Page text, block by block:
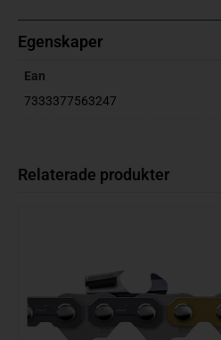
Egenskaper
Ean
7333377563247
Relaterade produkter